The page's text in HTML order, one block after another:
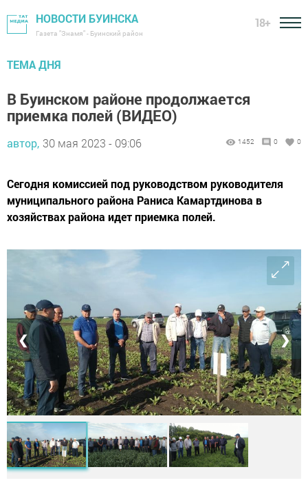
НОВОСТИ БУИНСКА
Газета "Знамя" - Буинский район
18+
ТЕМА ДНЯ
В Буинском районе продолжается
приемка полей (ВИДЕО)
автор, 30 мая 2023 - 09:06 1452 0 0
Сегодня комиссией под руководством руководителя
муниципального района Раниса Камартдинова в
хозяйствах района идет приемка полей.
❮ ❯